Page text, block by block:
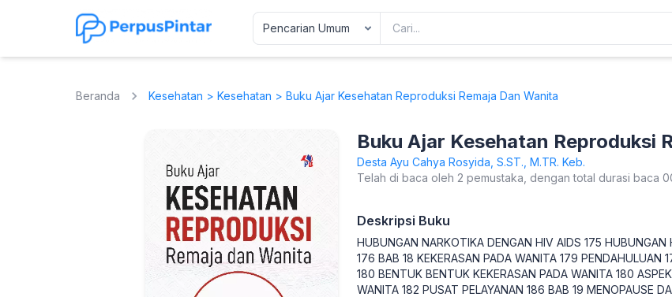
Beranda Kesehatan > Kesehatan > Buku Ajar Kesehatan Reproduksi Remaja Dan Wanita
Buku Ajar Kesehatan Reproduksi
Desta Ayu Cahya Rosyida, S.ST., M.TR. Keb.
Telah di baca oleh 2 pemustaka, dengan total durasi baca
Deskripsi Buku
HUBUNGAN NARKOTIKA DENGAN HIV AIDS 175
176 BAB 18 KEKERASAN PADA WANITA 179 PENDAHULUAN
180 BENTUK BENTUK KEKERASAN PADA WANITA 180
WANITA 182 PUSAT PELAYANAN 186 BAB 19 MENOPAUSE